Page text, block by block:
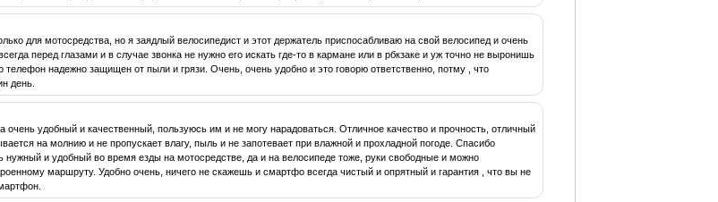
для мотосредства, но я заядлый велосипедист и этот держатель приспосабливаю на свой велосипед и очень
перед глазами и в случае звонка не нужно его искать где-то в кармане или в рбкзаке и уж точно не выронишь
надежно защищен от пыли и грязи. Очень, очень удобно и это говорю ответственно, потму , что
день.
очень удобный и качественный, пользуюсь им и не могу нарадоваться. Отличное качество и прочность, отличный
на молнию и не пропускает влагу, пыль и не запотевает при влажной и прохладной погоде. Спасибо
нужный и удобный во время езды на мотосредстве, да и на велосипеде тоже, руки свободные и можно
маршруту. Удобно очень, ничего не скажешь и смартфо всегда чистый и опрятный и гарантия , что вы не